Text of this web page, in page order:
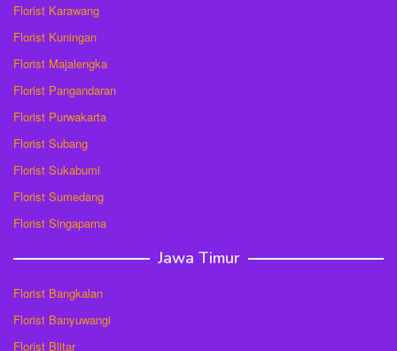
Florist Karawang
Florist Kuningan
Florist Majalengka
Florist Pangandaran
Florist Purwakarta
Florist Subang
Florist Sukabumi
Florist Sumedang
Florist Singaparna
Jawa Timur
Florist Bangkalan
Florist Banyuwangi
Florist Blitar